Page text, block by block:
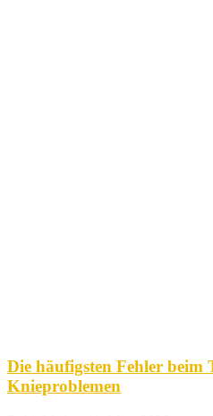
Die häufigsten Fehler
Knieproblemen